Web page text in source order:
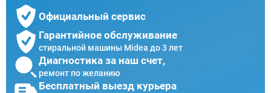
Официальный сервис
Гарантийное обслуживание
стиральной машины Midea до 3 лет
Диагностика за наш счет,
ремонт по желанию
Бесплатный выезд курьера